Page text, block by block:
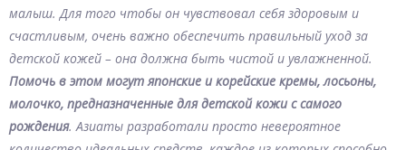
малыш. Для того чтобы он чувствовал себя здоровым и
счастливым, очень важно обеспечить правильный уход за
детской кожей – она должна быть чистой и увлажненной.
Помочь в этом могут японские и корейские кремы, лосьоны,
молочко, предназначенные для детской кожи с самого
рождения. Азиаты разработали просто невероятное